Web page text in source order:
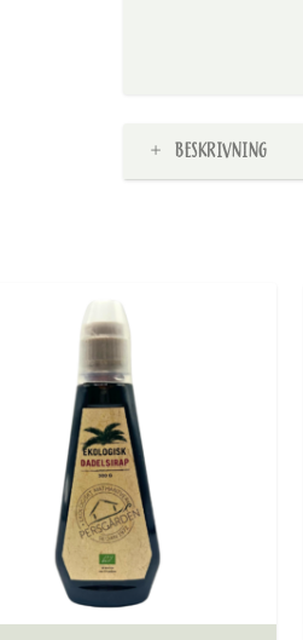
BESKRIVNING